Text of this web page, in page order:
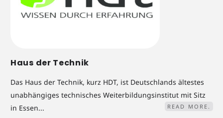
Haus der Technik
Das Haus der Technik, kurz HDT, ist Deutschlands ältestes
unabhängiges technisches Weiterbildungsinstitut mit Sitz
in Essen...
READ MORE.